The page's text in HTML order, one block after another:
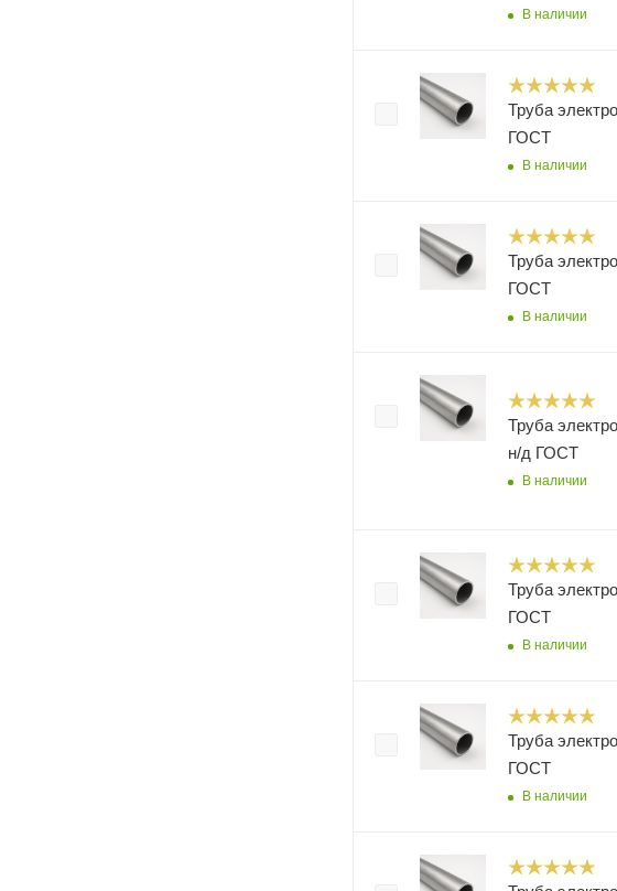
В наличии
Труба
ГОСТ
В наличии
Труба
ГОСТ
В наличии
Труба
н/д ГОСТ
В наличии
Труба
ГОСТ
В наличии
Труба
ГОСТ
В наличии